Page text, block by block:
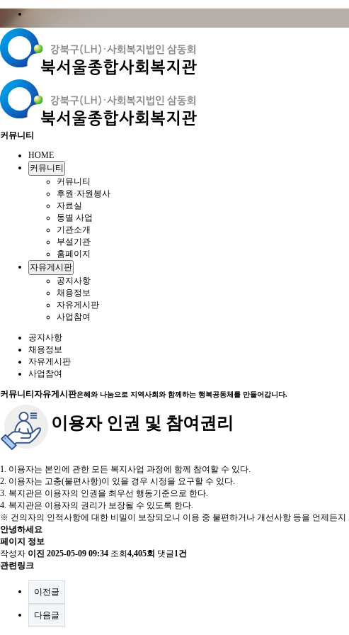
커뮤니티
HOME
커뮤니티
커뮤니티
후원·자원봉사
자료실
동별 사업
기관소개
부설기관
홈페이지
자유게시판
공지사항
채용정보
자유게시판
사업참여
공지사항
채용정보
자유게시판
사업참여
커뮤니티 자유게시판은혜와 나눔으로 지역사회와 함께하는 행복공동체를 만들어갑니다.
이용자 인권 및 참여권리
1. 이용자는 본인에 관한 모든 복지사업 과정에 함께 참여할 수 있다.
2. 이용자는 고충(불편사항)이 있을 경우 시정을 요구할 수 있다.
3. 복지관은 이용자의 인권을 최우선 행동기준으로 한다.
4. 복지관은 이용자의 권리가 보장될 수 있도록 한다.
※ 건의자의 인적사항에 대한 비밀이 보장되오니 이용 중 불편하거나 개선사항 등을 언제든
안녕하세요
페이지 정보
작성자 이진 2025-05-09 09:34 조회 4,405회 댓글1건
관련링크
이전글
다음글